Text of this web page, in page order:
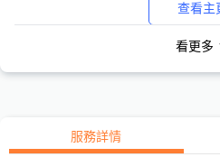
查看主
看更多
服務詳情